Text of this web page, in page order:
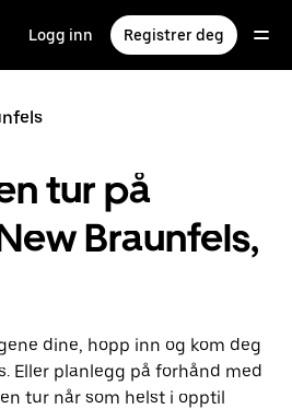
Logg inn Registrer deg
tur på
Braunfels,
dine, hopp inn og kom deg
Eller planlegg på forhånd med
en tur når som helst i opptil